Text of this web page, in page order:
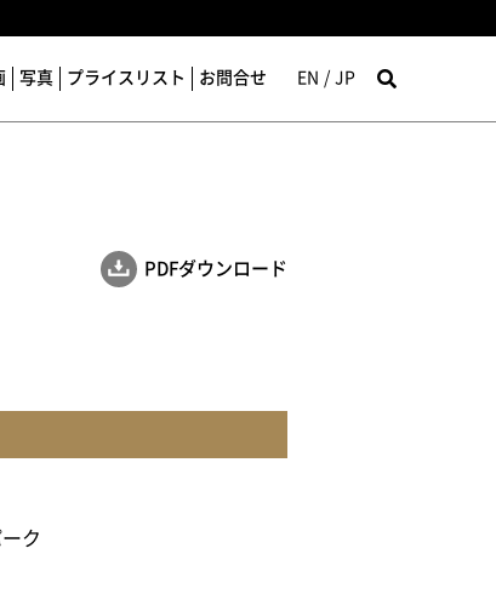
写真 プライスリスト お問合せ EN JP
PDFダウンロード
ク